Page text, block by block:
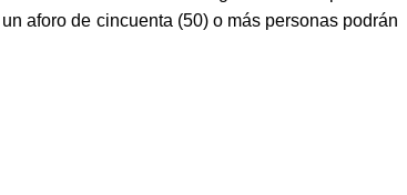
aforo de cincuenta (50) o más personas podrán